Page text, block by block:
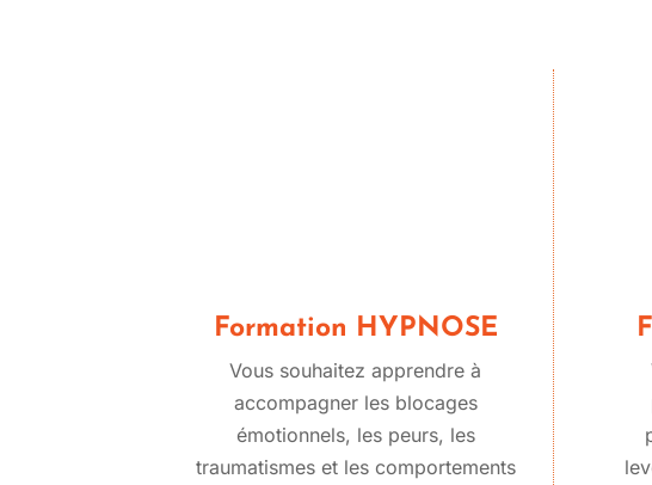
Formation HYPNOSE
Vous souhaitez apprendre à
accompagner les blocages
émotionnels, les peurs, les
traumatismes et les comportements